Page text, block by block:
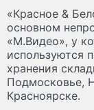
«Красное &
основном
«М.Видео», у
используются
хранения
Подмосковье,
Красноярске.